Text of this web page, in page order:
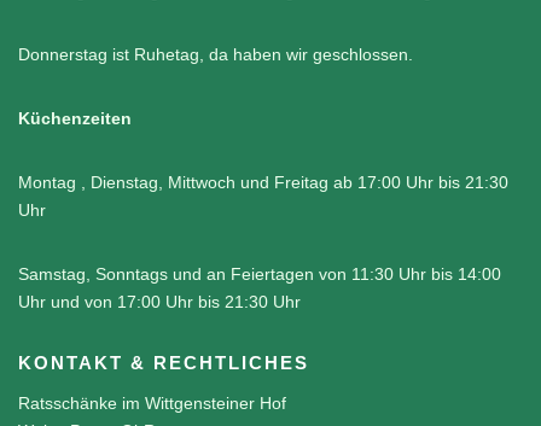
Donnerstag ist Ruhetag, da haben wir geschlossen.
Küchenzeiten
Montag , Dienstag, Mittwoch und Freitag ab 17:00 Uhr bis 21:30
Uhr
Samstag, Sonntags und an Feiertagen von 11:30 Uhr bis 14:00
Uhr und von 17:00 Uhr bis 21:30 Uhr
KONTAKT & RECHTLICHES
Ratsschänke im Wittgensteiner Hof